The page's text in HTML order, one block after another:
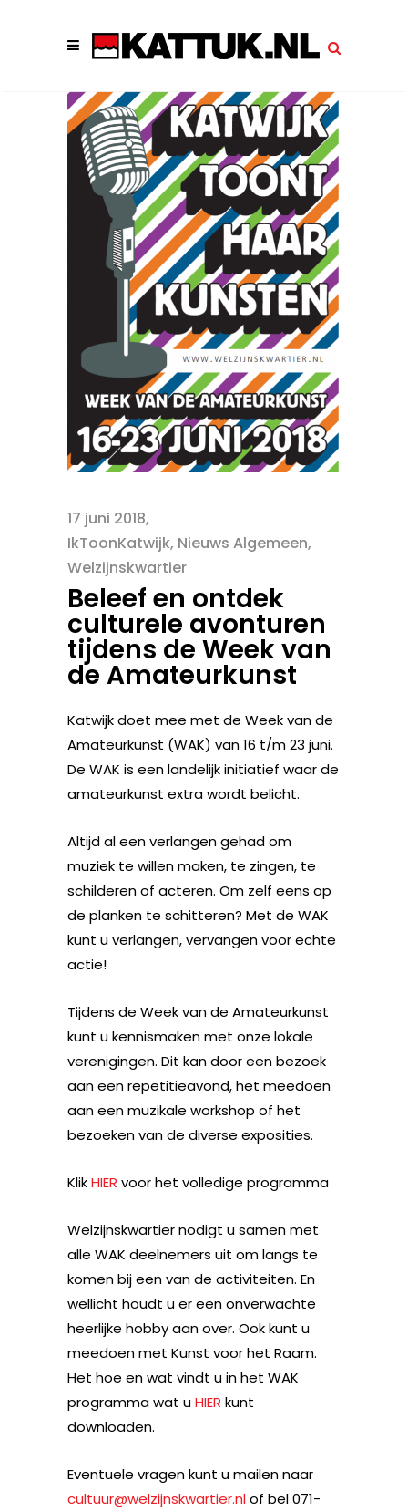
17 juni 2018
IkToonKatwijk, Nieuws Algemeen,
Welzijnskwartier
Beleef en ontdek
culturele avonturen
tijdens de Week van
de Amateurkunst
Katwijk doet mee met de Week van de
Amateurkunst (WAK) van 16 t/m 23 juni.
De WAK is een landelijk initiatief waar de
amateurkunst extra wordt belicht.
Altijd al een verlangen gehad om
muziek te willen maken, te zingen, te
schilderen of acteren. Om zelf eens op
de planken te schitteren? Met de WAK
kunt u verlangen, vervangen voor echte
actie!
Tijdens de Week van de Amateurkunst
kunt u kennismaken met onze lokale
verenigingen. Dit kan door een bezoek
aan een repetitieavond, het meedoen
aan een muzikale workshop of het
bezoeken van de diverse exposities.
KlikHIER voor het volledige programma
Welzijnskwartier nodigt u samen met
alle WAK deelnemers uit om langs te
komen bij een van de activiteiten. En
wellicht houdt u er een onverwachte
heerlijke hobby aan over. Ook kunt u
meedoen met Kunst voor het Raam.
Het hoe en wat vindt u in het WAK
programma wat uHIER kunt
downloaden.
Eventuele vragen kunt u mailen naar
cultuur@welzijnskwartier.nlof bel 071-